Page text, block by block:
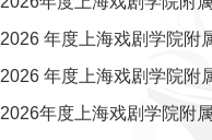
2026 年度上海戏剧学院附
2026 年度上海戏剧学院附
2026年度上海戏剧学院附